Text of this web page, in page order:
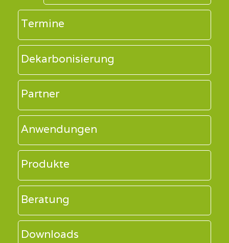
Termine
Dekarbonisierung
Partner
Anwendungen
Produkte
Beratung
Downloads